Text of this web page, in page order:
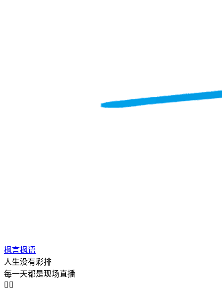
枫言枫语
人生没有彩排
每一天都是现场直播
 